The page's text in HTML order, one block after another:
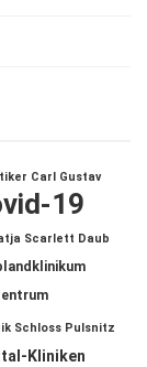
Carl Gustav
19
Scarlett Daub
Schloss Pulsnitz
Kliniken